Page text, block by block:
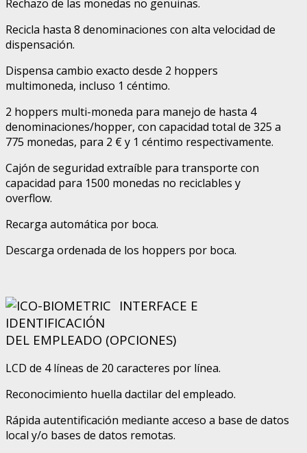
Rechazo de las monedas no genuinas.
Recicla hasta 8 denominaciones con alta velocidad de
dispensación.
Dispensa cambio exacto desde 2 hoppers
multimoneda, incluso 1 céntimo.
2 hoppers multi-moneda para manejo de hasta 4
denominaciones/hopper, con capacidad total de 325 a
775 monedas, para 2 € y 1 céntimo respectivamente.
Cajón de seguridad extraíble para transporte con
capacidad para 1500 monedas no reciclables y
overflow.
Recarga automática por boca.
Descarga ordenada de los hoppers por boca.
INTERFACE E
IDENTIFICACIÓN
DEL EMPLEADO (OPCIONES)
LCD de 4 líneas de 20 caracteres por línea.
Reconocimiento huella dactilar del empleado.
Rápida autentificación mediante acceso a base de datos
local y/o bases de datos remotas.